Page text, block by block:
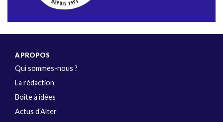
A PROPOS
Qui sommes-nous ?
La rédaction
Boîte à idées
Actus d’Alter